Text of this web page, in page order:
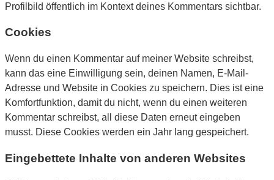
Profilbild öffentlich im Kontext deines Kommentars sichtbar.
Cookies
Wenn du einen Kommentar auf meiner Website schreibst,
kann das eine Einwilligung sein, deinen Namen, E-Mail-
Adresse und Website in Cookies zu speichern. Dies ist eine
Komfortfunktion, damit du nicht, wenn du einen weiteren
Kommentar schreibst, all diese Daten erneut eingeben
musst. Diese Cookies werden ein Jahr lang gespeichert.
Eingebettete Inhalte von anderen Websites